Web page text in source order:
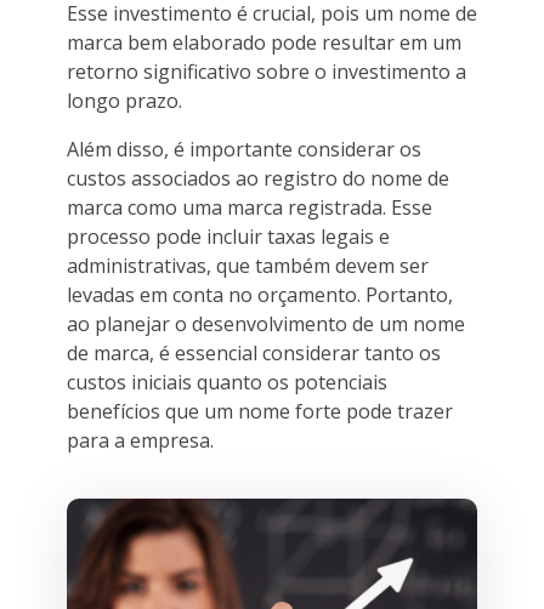
Esse investimento é crucial, pois um nome de
marca bem elaborado pode resultar em um
retorno significativo sobre o investimento a
longo prazo.
Além disso, é importante considerar os
custos associados ao registro do nome de
marca como uma marca registrada. Esse
processo pode incluir taxas legais e
administrativas, que também devem ser
levadas em conta no orçamento. Portanto,
ao planejar o desenvolvimento de um nome
de marca, é essencial considerar tanto os
custos iniciais quanto os potenciais
benefícios que um nome forte pode trazer
para a empresa.